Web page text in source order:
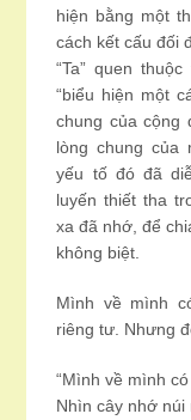
hiện bằng một
cách kết cấu đối
“Ta” quen
“biểu hiện một
chung của cộng
lòng chung của
yếu tố đó đã
luyến thiết tha
xa đã nhớ, để
không biệt.
Mình về mình
riêng tư. Nhưng
“Mình về mình
Nhìn cây nhớ núi